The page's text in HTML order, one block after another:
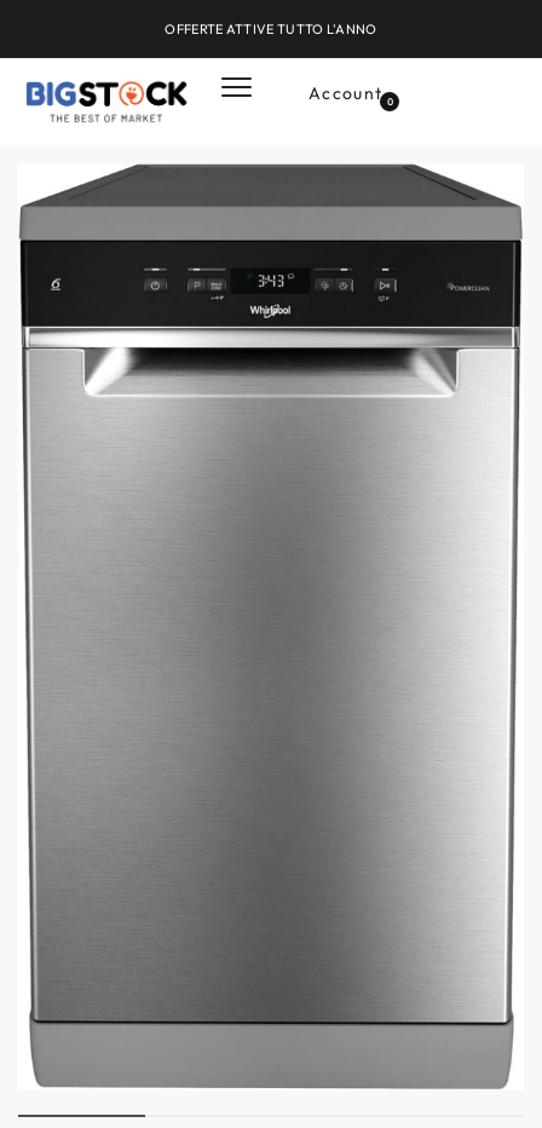
OFFERTE ATTIVE TUTTO L'ANNO
Account 0